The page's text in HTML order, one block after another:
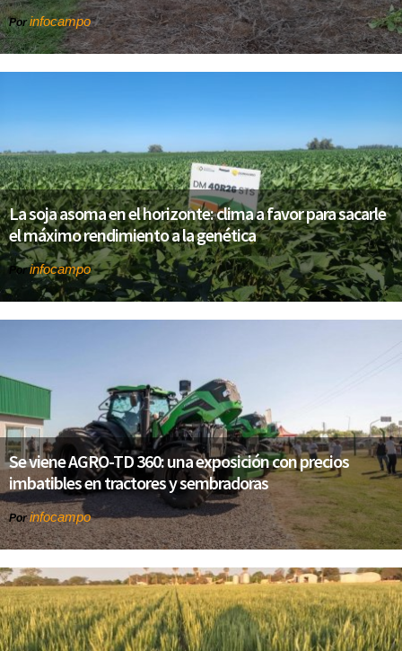
Porinfocampo
La soja asoma en el horizonte: clima a favor para sacarle
el máximo rendimiento a la genética
Porinfocampo
Se viene AGRO-TD 360: una exposición con precios
imbatibles en tractores y sembradoras
Porinfocampo